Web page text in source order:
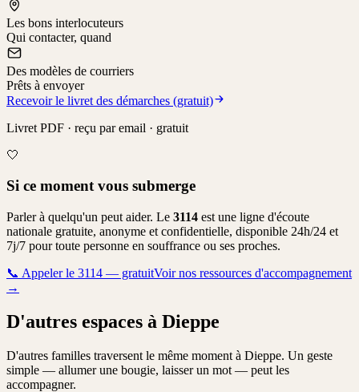
Les bons interlocuteurs
Qui contacter, quand
Des modèles de courriers
Prêts à envoyer
Recevoir le livret des démarches (gratuit)
Livret PDF · reçu par email · gratuit
🤍
Si ce moment vous submerge
Parler à quelqu'un peut aider. Le 3114 est une ligne d'écoute
nationale gratuite, anonyme et confidentielle, disponible 24h/24 et
7j/7 pour toute personne en souffrance ou ses proches.
📞 Appeler le 3114 — gratuitVoir nos ressources d'accompagnement
→
D'autres espaces à Dieppe
D'autres familles traversent le même moment à Dieppe. Un geste
simple — allumer une bougie, laisser un mot — peut les
accompagner.